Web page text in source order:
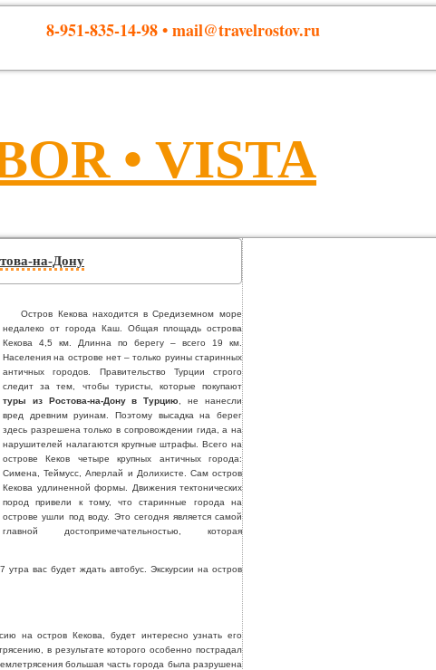
8-951-835-14-98 • mail@travelrostov.ru
• VISTA
на-Дону
Остров Кекова находится в Средиземном море
недалеко от города Каш. Общая площадь острова
Кекова 4,5 км. Длинна по берегу – всего 19 км.
Населения на острове нет – только руины старинных
античных городов. Правительство Турции строго
следит за тем, чтобы туристы, которые покупают
туры из Ростова-на-Дону в Турцию , не нанесли
вред древним руинам. Поэтому высадка на берег
здесь разрешена только в сопровождении гида, а на
нарушителей налагаются крупные штрафы. Всего на
острове Кеков четыре крупных античных города:
Симена, Теймусс, Аперлай и Долихисте. Сам остров
Кекова удлиненной формы. Движения тектонических
пород привели к тому, что старинные города на
острове ушли под воду. Это сегодня является самой
главной достопримечательностью, которая
вас будет ждать автобус. Экскурсии на остров
на остров Кекова, будет интересно узнать его
в результате которого особенно пострадал
большая часть города была разрушена